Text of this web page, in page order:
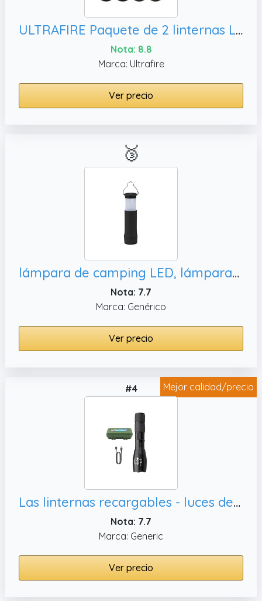
ULTRAFIRE Paquete de 2 linternas LED A100 de caza, pequeñas linternas LED de mano (luz blanca/luz roja/luz verde)
Nota: 8.8
Marca: Ultrafire
Ver precio
🥉
lámpara de camping LED, lámparas de camping con pilas - Luz de trabajo
Nota: 7.7
Marca: Genérico
Ver precio
Mejor calidad/precio
#4
Las linternas recargables - luces de antorcha al aire libre, linterna LED
Nota: 7.7
Marca: Generic
Ver precio